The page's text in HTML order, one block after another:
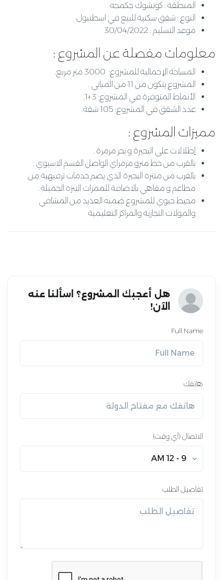
المنطقة : كوتشوك جكمجه
النوع : شقق سكنية للبيع في اسطنبول
موعد التسليم : 30/04/2022
معلومات مفصلة عن المشروع :
المساحة الإجمالية للمشروع: 3000 متر مربع.
المشروع يتكون من 11 من المباني .
الأنماط المتوفرة في المشروع: 3+1.
عدد الشقق في المشروع: 105 شقة.
مميزات المشروع :
إطلالات على البحيرة و بحر مرمرة .
بالقرب من خط مترو مرمراي الواصل القسم الاسيوي .
بالقرب من منتزه البحيرة الذي يضم خدمات ترفيهية من
مطاعم و مقاهي بالاضافة للممرات التنزه الجميلة .
محيط حيوي للمشروع ضمنه العديد من المشافي
والمولات التجارية والمراكز التعليمية
هل أعجبك المشروع؟ اسألنا عنه
الآن!
Full Name
هاتفك
الاتصال (أي وقت)
9 - 12 AM
تفاصيل الطلب